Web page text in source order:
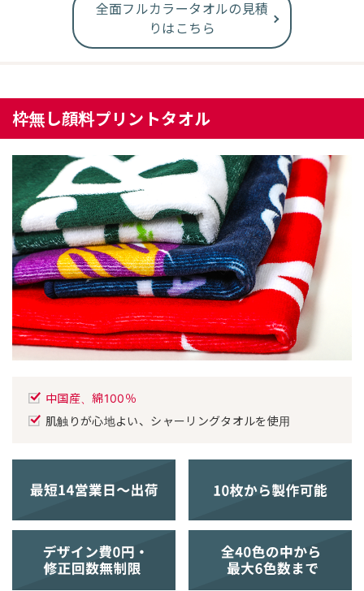
全面フルカラータオルの見積
りはこちら
枠無し顔料プリントタオル
中国産、綿100％
肌触りが心地よい、シャーリングタオルを使用